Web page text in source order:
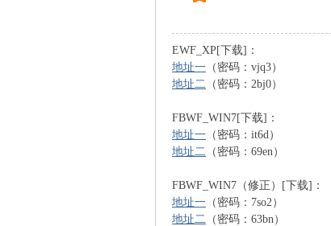
EWF_XP[下载]：
地址一 （密码：vjq3）
地址二 （密码：2bj0）
FBWF_WIN7[下载]：
地址一 （密码：it6d）
地址二 （密码：69en）
FBWF_WIN7（修正）[下载]：
地址一 （密码：7so2）
地址二 （密码：63bn）